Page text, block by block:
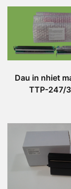
Dau in nhiet
TTP-247/